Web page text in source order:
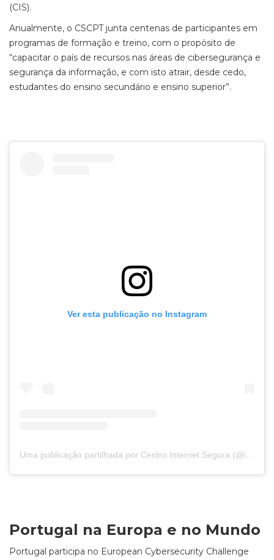
(CIS).
Anualmente, o CSCPT junta centenas de participantes em
programas de formação e treino, com o propósito de
“capacitar o país de recursos nas áreas de cibersegurança e
segurança da informação, e com isto atrair, desde cedo,
estudantes do ensino secundário e ensino superior”.
Ver esta publicação no Instagram
Uma publicação partilhada por Centro Internet Segura (@internet_segura)
Portugal na Europa e no Mundo
Portugal participa no European Cybersecurity Challenge